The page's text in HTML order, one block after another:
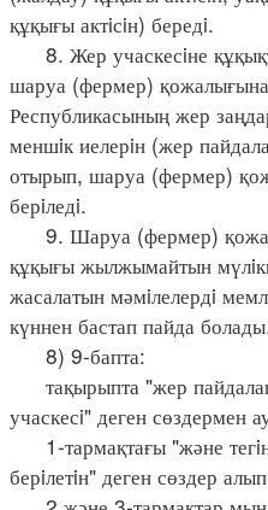
құқығы актiсiн) бередi.
8. Жер учаскесiне
шаруа (фермер)
Республикасының жер
меншiк иелерiн (жер
отырып, шаруа (фермер)
берiледi.
9. Шаруа (фермер)
құқығы жылжымайтын
жасалатын мәмiлелердi
күннен бастап пайда
8) 9-бапта:
тақырыпта "жер
учаскесi" деген сөздермен
1-тармақтағы "және
берiлетiн" деген сөздер